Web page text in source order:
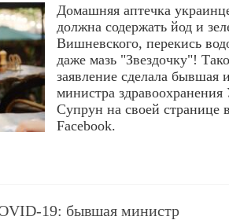
Домашняя аптечка
должна содержать йод и
Вишневского, перекись
даже мазь "Звездочку"!
заявление сделала бывшая
министра здравоохранения
Супрун на своей странице в
Facebook.
19: бывшая министр